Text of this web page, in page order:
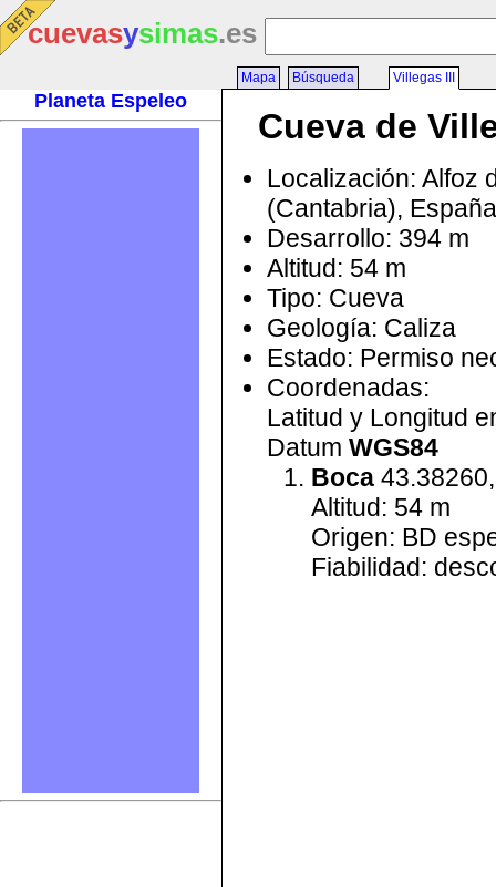
cuevasysimas.es
Planeta Espeleo
Mapa Búsqueda Villegas III
Cueva de
Localización: Alfoz
(Cantabria), España
Desarrollo: 394 m
Altitud: 54 m
Tipo: Cueva
Geología: Caliza
Estado: Permiso
Coordenadas:
Latitud y Longitud
Datum WGS84
Boca
Altitud: 54 m
Origen: BD
Fiabilidad: